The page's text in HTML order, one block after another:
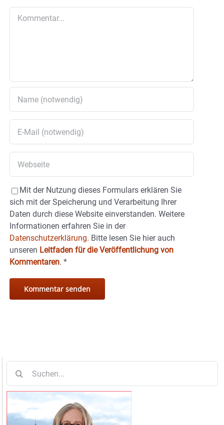
Mit der Nutzung dieses Formulars erklären Sie
sich mit der Speicherung und Verarbeitung Ihrer
Daten durch diese Website einverstanden. Weitere
Informationen erfahren Sie in der
Datenschutzerklärung. Bitte lesen Sie hier auch
unseren Leitfaden für die Veröffentlichung von
Kommentaren. *
nach: